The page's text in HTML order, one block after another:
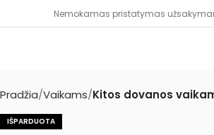
Nemokamas pristatymas
Pradžia Vaikams Kitos dovanos
IŠPARDUOTA